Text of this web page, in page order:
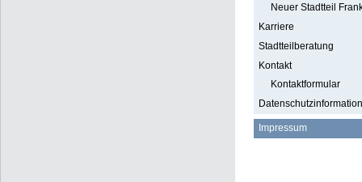
Neuer Stadtteil
Karriere
Stadtteilberatung
Kontakt
Kontaktformular
Impressum